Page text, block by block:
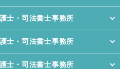
士・司法書士事務所
士・司法書士事務所
士・司法書士事務所